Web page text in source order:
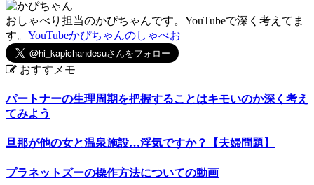
おしゃべり担当のかぴちゃんです。YouTubeで深く考えてま
す。 YouTubeかぴちゃんのしゃべお
おすすメモ
パートナーの生理周期を把握することはキモいのか深く考え
てみよう
旦那が他の女と温泉施設…浮気ですか？【夫婦問題】
プラネットズーの操作方法についての動画